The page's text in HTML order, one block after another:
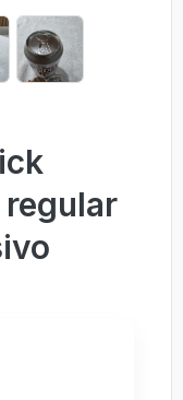
regular